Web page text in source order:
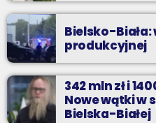
Bielsko-
produkcyjnej
342 mln zł i
Nowe wątki w
Bielska-Białej